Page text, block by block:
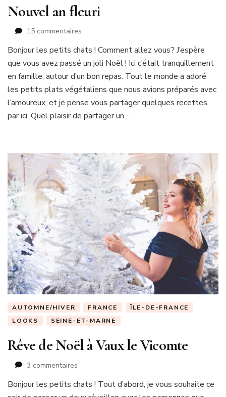
Nouvel an fleuri
15 commentaires
an
fleuri
Bonjour les petits chats ! Comment allez vous? J’espère
que vous avez passé un joli Noël ! Ici c’était tranquillement
en famille, autour d’un bon repas. Tout le monde a adoré
les petits plats végétaliens que nous avions préparés avec
l’amoureux, et je pense vous partager quelques recettes
par ici. Quel plaisir de partager un …
AUTOMNE/HIVER FRANCE
ÎLE-DE-FRANCE
LOOKS
SEINE-ET-MARNE
Rêve de Noël à Vaux le Vicomte
3 commentaires
de
Bonjour les petits chats ! Tout d’abord, je vous souhaite ce